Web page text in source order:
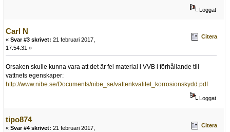
Loggat
Carl N
« Svar #3 skrivet: 21 februari 2017,
17:54:31 »
Citera
Orsaken skulle kunna vara att det är fel material i VVB i förhållande till
vattnets egenskaper:
http://www.nibe.se/Documents/nibe_se/vattenkvalitet_korrosionskydd.pdf
Loggat
tipo874
« Svar #4 skrivet: 21 februari 2017,
Citera